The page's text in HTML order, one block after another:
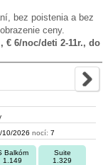
bez poistenia a bez
ceny.
€ 6/noc/deti 2-11r., do
10/2026 nocí: 7
Balkóm
1.149
Suite
1.329